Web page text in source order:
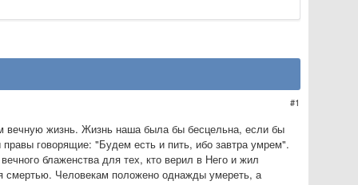
1
жизнь. Жизнь наша была бы бесцельна, если бы
говорящие: "Будем есть и пить, ибо завтра умрем".
блаженства для тех, кто верил в Него и жил
смертью. Человекам положено однажды умереть, а